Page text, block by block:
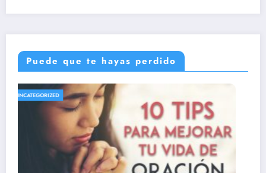
Puede que te hayas perdido
UNCATEGORIZED